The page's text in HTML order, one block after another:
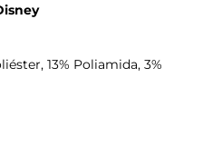
13% Poliamida, 3%